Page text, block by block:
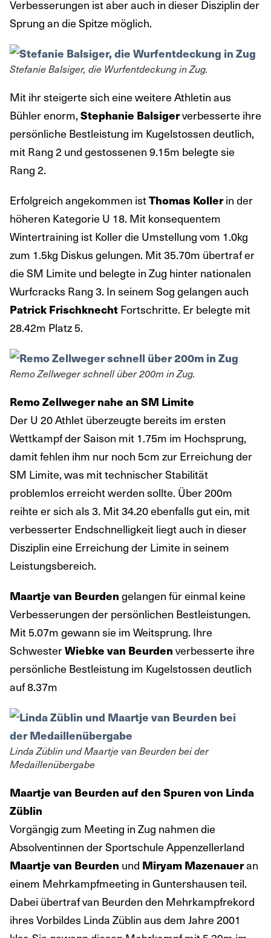
Verbesserungen ist aber auch in dieser Disziplin der
Sprung an die Spitze möglich.
Stefanie Balsiger, die Wurfentdeckung in Zug.
Mit ihr steigerte sich eine weitere Athletin aus
Bühler enorm, Stephanie Balsigerverbesserte ihre
persönliche Bestleistung im Kugelstossen deutlich,
mit Rang 2 und gestossenen 9.15m belegte sie
Rang 2.
Erfolgreich angekommen istThomas Kollerin der
höheren Kategorie U 18. Mit konsequentem
Wintertraining ist Koller die Umstellung vom 1.0kg
zum 1.5kg Diskus gelungen. Mit 35.70m übertraf er
die SM Limite und belegte in Zug hinter nationalen
Wurfcracks Rang 3. In seinem Sog gelangen auch
Patrick Frischknecht Fortschritte. Er belegte mit
28.42m Platz 5.
Remo Zellweger schnell über 200m in Zug.
Remo Zellweger nahe an SM Limite
Der U 20 Athlet überzeugte bereits im ersten
Wettkampf der Saison mit 1.75m im Hochsprung,
damit fehlen ihm nur noch 5cm zur Erreichung der
SM Limite, was mit technischer Stabilität
problemlos erreicht werden sollte. Über 200m
reihte er sich als 3. Mit 34.20 ebenfalls gut ein, mit
verbesserter Endschnelligkeit liegt auch in dieser
Disziplin eine Erreichung der Limite in seinem
Leistungsbereich.
Maartje van Beurden gelangen für einmal keine
Verbesserungen der persönlichen Bestleistungen.
Mit 5.07m gewann sie im Weitsprung. Ihre
SchwesterWiebke van Beurden verbesserte ihre
persönliche Bestleistung im Kugelstossen deutlich
auf 8.37m
Linda Züblin und Maartje van Beurden bei der
Medaillenübergabe
Maartje van Beurden auf den Spuren von Linda
Züblin
Vorgängig zum Meeting in Zug nahmen die
Absolventinnen der Sportschule Appenzellerland
Maartje van Beurden und Miryam Mazenaueran
einem Mehrkampfmeeting in Guntershausen teil.
Dabei übertraf van Beurden den Mehrkampfrekord
ihres Vorbildes Linda Züblin aus dem Jahre 2001